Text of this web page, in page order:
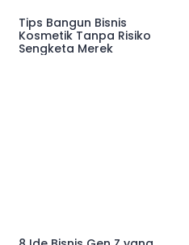
Tips Bangun Bisnis
Kosmetik Tanpa Risiko
Sengketa Merek